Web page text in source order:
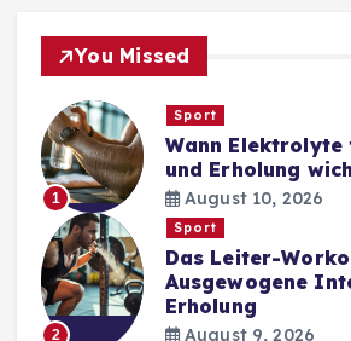
You Missed
1
Sport
Wann
und Erholung
August 10, 2026
2
Sport
Das Leiter-
Ausgewogene
Erholung
August 9, 2026